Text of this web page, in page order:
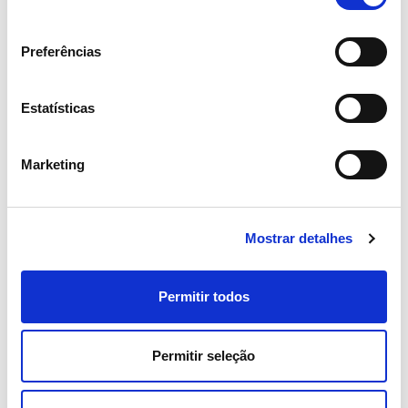
Preferências
Estatísticas
Marketing
Mostrar detalhes
Permitir todos
Permitir seleção
Mais iniciativas
2 resultado (s)
Comunidades Locais Parcerias